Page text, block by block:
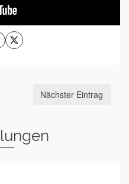
Nächster Eintrag